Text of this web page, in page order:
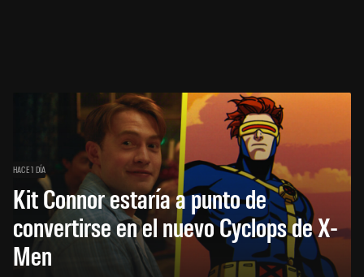
HACE 1 DÍA
Kit Connor estaría a punto de
convertirse en el nuevo Cyclops de X-
Men